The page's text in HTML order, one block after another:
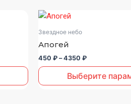
Звездное небо
Апогей
450 ₽ – 4350 ₽
Выберите
Этот
несколько
вариаций.
Опции
можно